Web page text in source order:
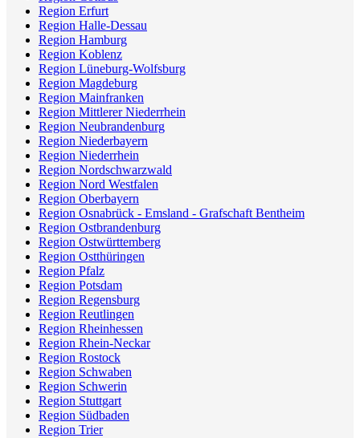
Region Erfurt
Region Halle-Dessau
Region Hamburg
Region Koblenz
Region Lüneburg-Wolfsburg
Region Magdeburg
Region Mainfranken
Region Mittlerer Niederrhein
Region Neubrandenburg
Region Niederbayern
Region Niederrhein
Region Nordschwarzwald
Region Nord Westfalen
Region Oberbayern
Region Osnabrück - Emsland - Grafschaft Bentheim
Region Ostbrandenburg
Region Ostwürttemberg
Region Ostthüringen
Region Pfalz
Region Potsdam
Region Regensburg
Region Reutlingen
Region Rheinhessen
Region Rhein-Neckar
Region Rostock
Region Schwaben
Region Schwerin
Region Stuttgart
Region Südbaden
Region Trier